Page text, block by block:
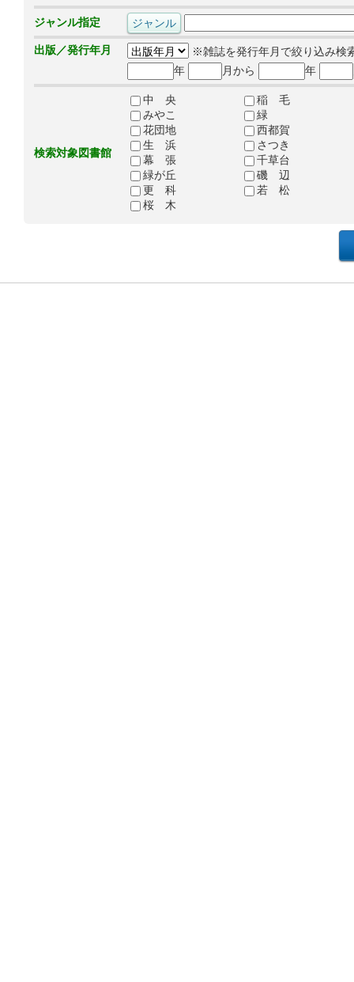
ジャンル指定
出版／発行年月
※雑誌を発行年月で絞り込み検
年
月から 年
検索対象図書館
中 央
稲 毛
みやこ
緑
花団地
西都賀
生 浜
さつき
幕 張
千草台
緑が丘
磯 辺
更 科
若 松
桜 木